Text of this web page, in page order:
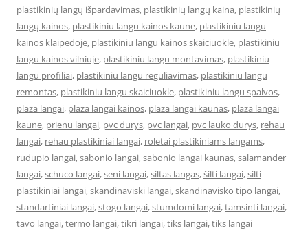
plastikinių langų išpardavimas, plastikinių langų kaina, plastikinių
langų kainos, plastikiniu langu kainos kaune, plastikiniu langu
kainos klaipedoje, plastikiniu langu kainos skaiciuokle, plastikiniu
langu kainos vilniuje, plastikiniu langu montavimas, plastikiniu
langu profiliai, plastikiniu langu reguliavimas, plastikiniu langu
remontas, plastikiniu langu skaiciuokle, plastikiniu langu spalvos,
plaza langai, plaza langai kainos, plaza langai kaunas, plaza langai
kaune, prienu langai, pvc durys, pvc langai, pvc lauko durys, rehau
langai, rehau plastikiniai langai, roletai plastikiniams langams,
rudupio langai,sabonio langai,sabonio langai kaunas,salamander
langai,schuco langai,seni langai,siltas langas,šilti langai,silti
plastikiniai langai,skandinaviski langai,skandinavisko tipo langai,
standartiniai langai,stogo langai,stumdomi langai,tamsinti langai,
tavo langai,termo langai,tikri langai,tiks langai,tiks langai